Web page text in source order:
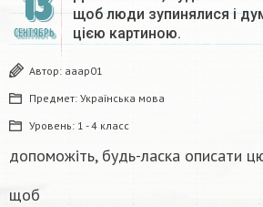
СЕНТЯБРЬ
щоб люди зупинялися і
цією картиною.
Автор: aaap01
Предмет: Українська мова
Уровень: 1 - 4 класс
допоможіть, будь-ласка описати
щоб